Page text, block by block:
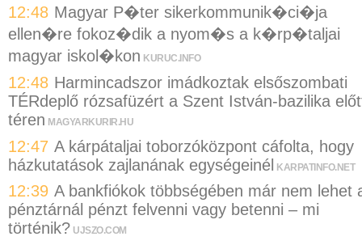
12:48 Magyar P�ter sikerkommunik�ci�ja
ellen�re fokoz�dik a nyom�s a k�rp�taljai
magyar iskol�kon KURUC.INFO
12:48 Harmincadszor imádkoztak elsőszombati
TÉRdeplő rózsafüzért a Szent István-bazilika
téren MAGYARKURIR.HU
12:47 A kárpátaljai toborzóközpont cáfolta, hogy
házkutatások zajlanának egységeinél KARPATINFO.NET
12:39 A bankfiókok többségében már nem lehet
pénztárnál pénzt felvenni vagy betenni – mi
történik? UJSZO.COM